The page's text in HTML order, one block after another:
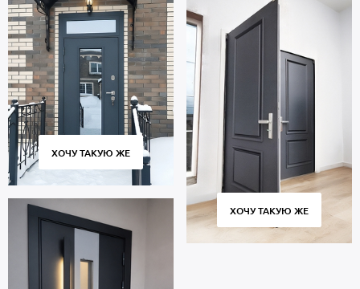
ХОЧУ ТАКУЮ ЖЕ
ХОЧУ ТАКУЮ ЖЕ